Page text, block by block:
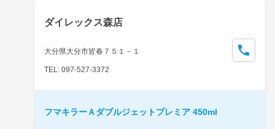
ダイレックス森店
大分県大分市皆春７５１－１
TEL: 097-527-3372
フマキラーＡダブルジェットプレミア 450ml